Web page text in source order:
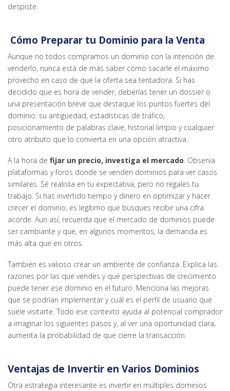
despiste.
Cómo Preparar tu Dominio para la Venta
Aunque no todos compramos un dominio con la intención de
venderlo, nunca está de más saber cómo sacarle el máximo
provecho en caso de que la oferta sea tentadora. Si has
decidido que es hora de vender, deberías tener un dossier o
una presentación breve que destaque los puntos fuertes del
dominio: su antigüedad, estadísticas de tráfico,
posicionamiento de palabras clave, historial limpio y cualquier
otro atributo que lo convierta en una opción atractiva.
A la hora de fijar un precio, investiga el mercado. Observa
plataformas y foros donde se venden dominios para ver casos
similares. Sé realista en tu expectativa, pero no regales tu
trabajo. Si has invertido tiempo y dinero en optimizar y hacer
crecer el dominio, es legítimo que busques recibir una cifra
acorde. Aun así, recuerda que el mercado de dominios puede
ser cambiante y que, en algunos momentos, la demanda es
más alta que en otros.
También es valioso crear un ambiente de confianza. Explica las
razones por las que vendes y qué perspectivas de crecimiento
puede tener ese dominio en el futuro. Menciona las mejoras
que se podrían implementar y cuál es el perfil de usuario que
suele visitarte. Todo ese contexto ayuda al potencial comprador
a imaginar los siguientes pasos y, al ver una oportunidad clara,
aumenta la probabilidad de que cierre la transacción.
Ventajas de Invertir en Varios Dominios
Otra estrategia interesante es invertir en múltiples dominios